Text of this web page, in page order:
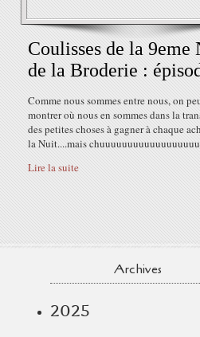
Coulisses de la 9eme
de la Broderie :
Comme nous sommes entre nous, on
montrer où nous en sommes dans la
des petites choses à gagner à chaque
la Nuit....mais
Lire la suite
Archives
2025